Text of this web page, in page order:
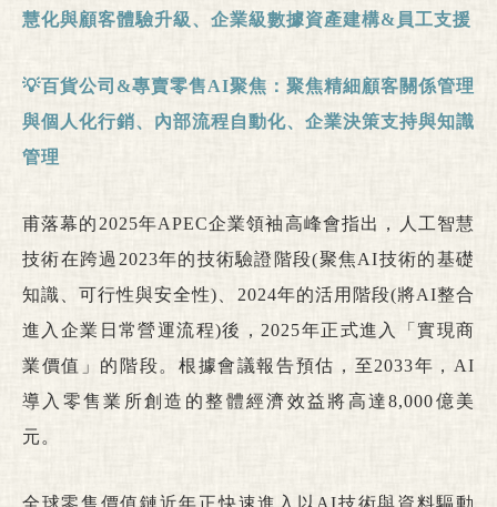
慧化與顧客體驗升級、企業級數據資產建構& 員工支援
💡百貨公司&專賣零售AI聚焦：聚焦精細顧客關係管理
與個人化行銷、內部流程自動化、企業決策支持與知識
管理
甫落幕的2025年APEC企業領袖高峰會指出，人工智慧
技術在跨過2023年的技術驗證階段(聚焦AI技術的基礎
知識、可行性與安全性)、2024年的活用階段(將AI整合
進入企業日常營運流程)後，2025年正式進入「實現商
業價值」的階段。根據會議報告預估，至2033年，AI
導入零售業所創造的整體經濟效益將高達8,000億美
元。